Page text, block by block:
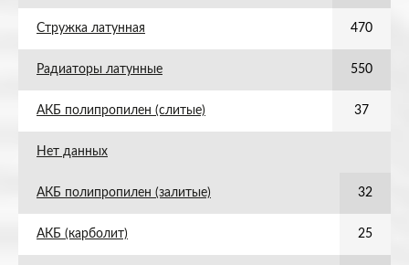
Стружка латунная 470
Радиаторы латунные 550
АКБ полипропилен (слитые) 37
Нет данных
АКБ полипропилен (залитые) 32
АКБ (карболит) 25